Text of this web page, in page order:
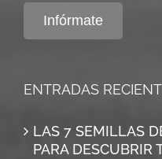
Infórmate
ENTRADAS
LAS 7 SEMILLAS
PARA DESCUBRIR